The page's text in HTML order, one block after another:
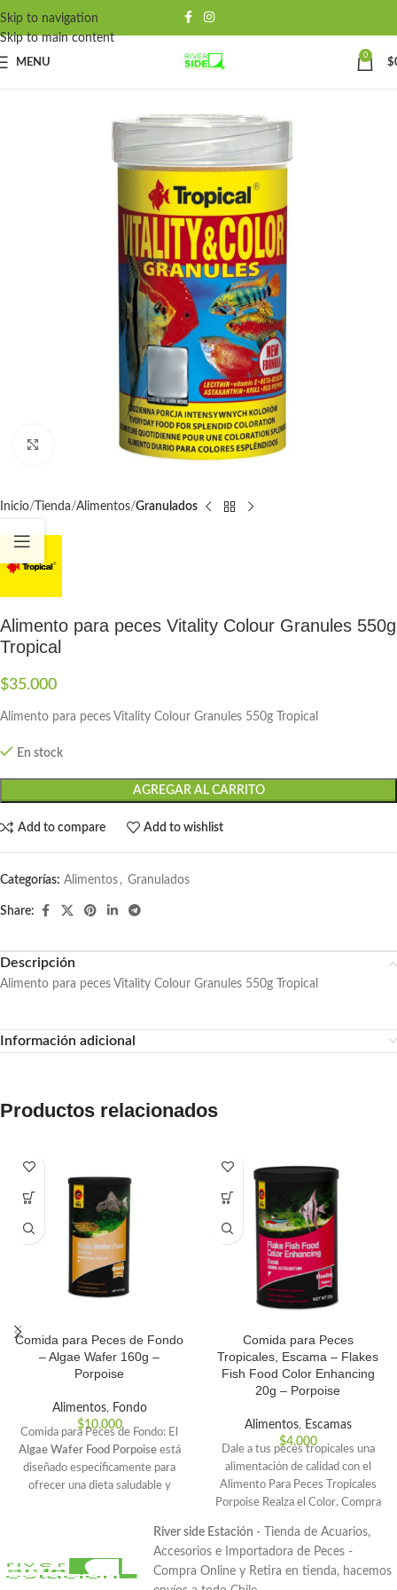
Skip to navigation
Skip to main content
MENU
0
$
Click to enlarge
Inicio Tienda Alimentos Granulados
Alimento para peces Vitality Colour Granules 550g
Tropical
$35.000
Alimento para peces Vitality Colour Granules 550g Tropical
En stock
AGREGAR AL CARRITO
Add to compare Add to wishlist
Categorías: Alimentos , Granulados
Share:
Descripción
Alimento para peces Vitality Colour Granules 550g Tropical
Información adicional
Productos relacionados
Comida para Peces de Fondo
– Algae Wafer 160g –
Porpoise
Alimentos, Fondo
$10.000
Comida para Peces de Fondo: El
Algae Wafer Food Porpoiseestá
diseñado específicamente para
ofrecer una dieta saludable y
Comida para Peces
Tropicales, Escama – Flakes
Fish Food Color Enhancing
20g – Porpoise
Alimentos, Escamas
$4.000
Dale a tus peces tropicales una
alimentación de calidad con el
Alimento Para Peces Tropicales
Porpoise Realza el Color. Compra
River side Estación - Tienda de Acuarios,
Accesorios e Importadora de Peces -
Compra Online y Retira en tienda, hacemos